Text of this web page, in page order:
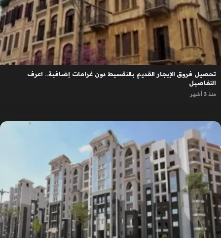
تحصيل فروق الإيجار القديم بالتقسيط دون غرامات إضافية.. اعرف
التفاصيل
منذ 3 أشهر